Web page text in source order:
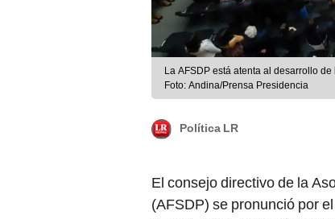
La AFSDP está atenta al desarrollo
Foto: Andina/Prensa Presidencia
Política LR
El consejo directivo de la
(AFSDP) se pronunció por